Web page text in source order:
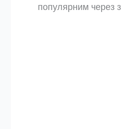
популярним через